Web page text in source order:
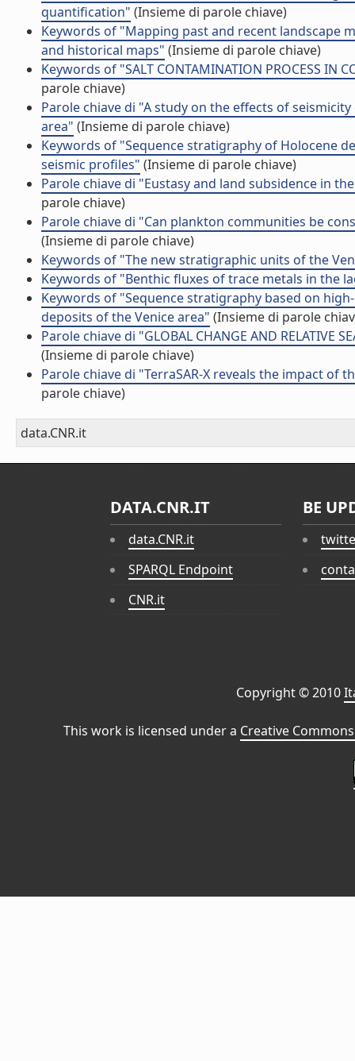
quantification" (Insieme di parole chiave)
Keywords of "Mapping past and recent landscape
and historical maps" (Insieme di parole chiave)
Keywords of "SALT CONTAMINATION PROCESS IN
parole chiave)
Parole chiave di "A study on the effects of
area" (Insieme di parole chiave)
Keywords of "Sequence stratigraphy of Holocene
seismic profiles" (Insieme di parole chiave)
Parole chiave di "Eustasy and land subsidence in
parole chiave)
Parole chiave di "Can plankton communities be
(Insieme di parole chiave)
Keywords of "The new stratigraphic units of the
Keywords of "Benthic fluxes of trace metals in the
Keywords of "Sequence stratigraphy based on
deposits of the Venice area" (Insieme di parole
Parole chiave di "GLOBAL CHANGE AND RELATIVE
(Insieme di parole chiave)
Parole chiave di "TerraSAR-X reveals the impact
parole chiave)
data.CNR.it
DATA.CNR.IT
data.CNR.it
SPARQL Endpoint
CNR.it
BE
Copyright © 2010
This work is licensed under a Creative